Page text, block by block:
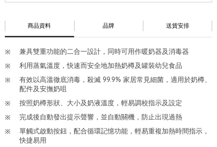
商品資料 品牌 送貨安排
兼具雙重功能的二合一設計，同時可用作暖奶器及消毒器
利用蒸氣溫度，快速而安全地加熱奶樽及罐裝幼兒食品
有效以高溫徹底消毒，殺滅 99.9% 家居常見細菌，適用於奶樽、
配件及安撫奶咀
按照奶樽形狀、大小及奶液溫度，輕易調校指示及設定
完成後自動發出提示聲響，並自動關機，防止出現過熱
單觸式啟動按鈕，配合循環記憶功能，輕易重複加熱時間指示，
快捷易用